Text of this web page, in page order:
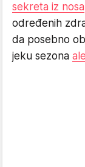
sekreta iz nosa
određenih
da posebno
jeku sezona